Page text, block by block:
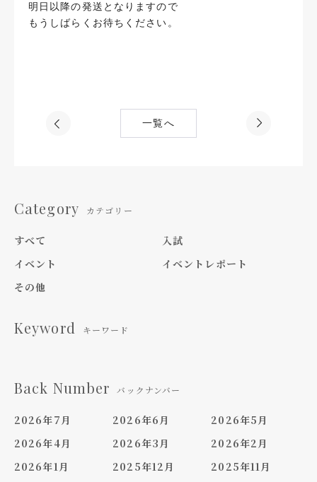
明日以降の発送となりますので
もうしばらくお待ちください。
一覧へ
Category カテゴリー
すべて
入試
イベント
イベントレポート
その他
Keyword キーワード
Back Number バックナンバー
2026年7月 2026年6月
2026年5月
2026年4月
2026年3月
2026年2月
2026年1月
2025年12月
2025年11月